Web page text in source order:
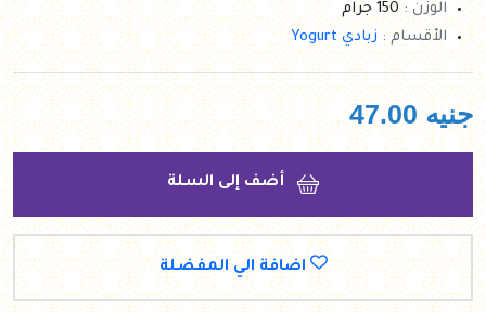
الوزن : 150 جرام
الأقسام : زبادي Yogurt
جنيه 47.00
أضف إلى السلة
اضافة الي المفضلة